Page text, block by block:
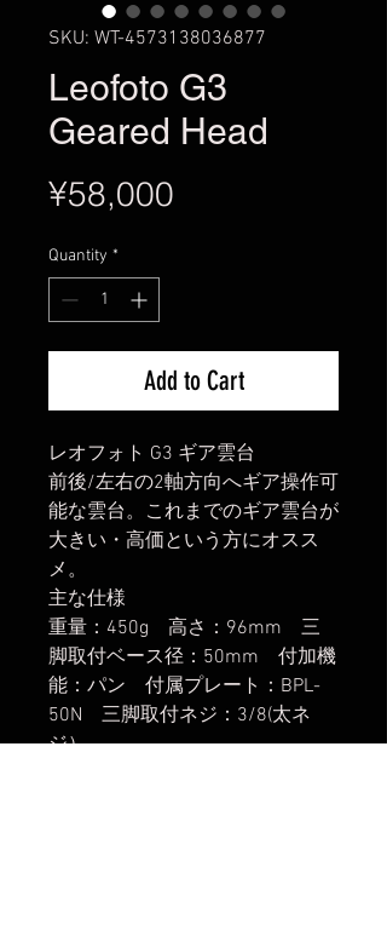
SKU: WT-4573138036877
Leofoto G3
Geared Head
¥58,000
Quantity *
Add to Cart
レオフォト G3 ギア雲台
前後/左右の2軸方向へギア操作可
能な雲台。これまでのギア雲台が
大きい・高価という方にオスス
メ。
主な仕様
重量：450g 高さ：96mm 三
脚取付ベース径：50mm 付加機
能：パン 付属プレート：BPL-
50N 三脚取付ネジ：3/8(太ネ
ジ）